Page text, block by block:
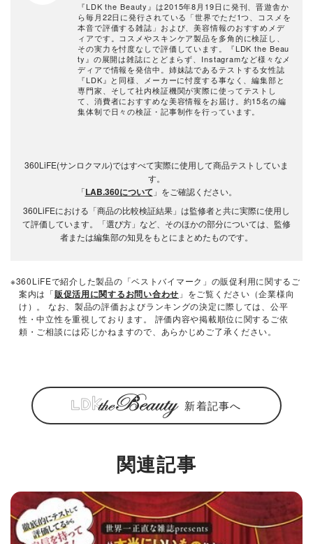
『LDK the Beauty』は2015年8月19日に発刊、晋遊舎か
ら毎月22日に発行されている「世界でただ1つ、コスメを
本音で評価する雑誌」および、美容情報のおすすめメデ
ィアです。コスメやスキンケア製品を多角的に検証し、
その実力を忖度なしで評価しています。『LDK the Beau
ty』の展開は雑誌にとどまらず、Instagramなど様々なメ
ディアで情報を発信中。姉妹誌であるテストする女性誌
『LDK』と同様、メーカーに忖度する事なく、編集部と
専門家、そして社内検証機関が実際に使ってテストし
て、消費者におすすめな美容情報をお届け。約15名の編
集体制で日々の検証・記事制作を行っています。
360LiFE(サンロクマル)ではすべて実際に使用して商品テストしていま
す。
「LAB.360について 」をご確認ください。
360LiFEにおける「商品の比較検証結果」は監修者と共に実際に使用し
て評価しています。「選び方」など、そのほかの部分については、監修
者または編集部の知見をもとにまとめたものです。
※360LiFEで紹介した製品の「ベストバイマーク」の販促利用に関するご
案内は「販促活用に関するお問い合わせ 」をご覧ください（企業様向
け）。 なお、製品の評価およびランキングの決定に際しては、公平
性・中立性を重視しております。 評価内容や掲載順位に関するご依
頼・ご相談には応じかねますので、あらかじめご了承ください。
新着記事へ
関連記事